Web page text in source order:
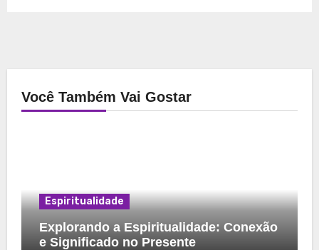
Você Também Vai Gostar
Espiritualidade
Explorando a Espiritualidade: Conexão
e Significado no Presente